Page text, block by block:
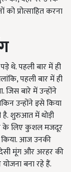
प्रोत्साहित करना
थे. पहली बार में ही
पहली बार में ही
जिस बारे में उन्होंने
उन्होंने इसे किया
शुरुआत में थोड़ी
के लिए कुशल मजदूर
किया. आज उनकी
मूंग और अरहर की
बना रहे हैं.